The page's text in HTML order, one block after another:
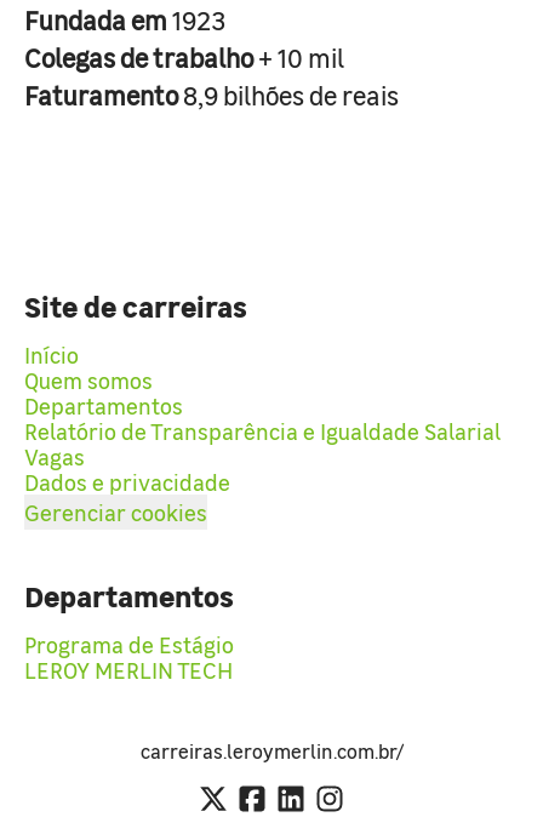
Fundada em1923
Colegas de trabalho+ 10 mil
Faturamento8,9 bilhões de reais
Site de carreiras
Início
Quem somos
Departamentos
Relatório de Transparência e Igualdade Salarial
Vagas
Dados e privacidade
Gerenciar cookies
Departamentos
Programa de Estágio
LEROY MERLIN TECH
carreiras.leroymerlin.com.br/